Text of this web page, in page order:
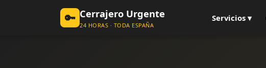
🔑 Cerrajero Urgente
24 HORAS · TODA ESPAÑA
Servicios ▾